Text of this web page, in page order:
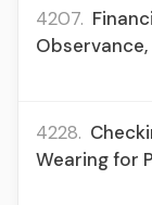
4207.
4228.
Wearing for